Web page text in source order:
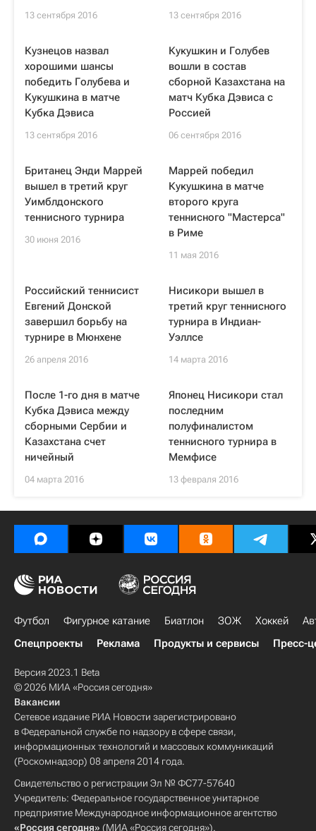
13 сентября 2016 13 сентября 2016
Кузнецов назвал
хорошими шансы
победить Голубева и
Кукушкина в матче
Кубка Дэвиса
13 сентября 2016
Кукушкин и Голубев
вошли в состав
сборной Казахстана на
матч Кубка Дэвиса с
Россией
06 сентября 2016
Британец Энди Маррей
вышел в третий круг
Уимблдонского
теннисного турнира
30 июня 2016
Маррей победил
Кукушкина в матче
второго круга
теннисного "Мастерса"
в Риме
11 мая 2016
Российский теннисист
Евгений Донской
завершил борьбу на
турнире в Мюнхене
26 апреля 2016
Нисикори вышел в
третий круг теннисного
турнира в Индиан-
Уэллсе
14 марта 2016
После 1-го дня в матче
Кубка Дэвиса между
сборными Сербии и
Казахстана счет
ничейный
04 марта 2016
Японец Нисикори стал
последним
полуфиналистом
теннисного турнира в
Мемфисе
13 февраля 2016
Футбол Фигурное катание Биатлон ЗОЖ Хоккей
Спецпроекты
Реклама Продукты и сервисы Пресс-
Версия 2023.1 Beta
© 2026 МИА «Россия сегодня»
Вакансии
Сетевое издание РИА Новости зарегистрировано
в Федеральной службе по надзору в сфере связи,
информационных технологий и массовых коммуникаций
(Роскомнадзор) 08 апреля 2014 года.
Свидетельство о регистрации Эл № ФС77-57640
Учредитель: Федеральное государственное унитарное
предприятие Международное информационное агентство
«Россия сегодня» (МИА «Россия сегодня»).